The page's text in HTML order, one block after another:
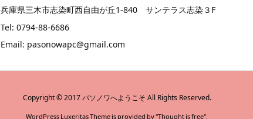
兵庫県三木市志染町西自由が丘1-840 サンテラス志染３F
Tel: 0794-88-6686
Email: pasonowapc@gmail.com
Copyright ©2017 パソノワへようこそ All Rights Reserved.
WordPress Luxeritas Theme is provided by "Thought is free".